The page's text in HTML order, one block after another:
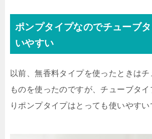
ポンプタイプなのでチューブ
いやすい
以前、無香料タイプを使ったときは
ものを使ったのですが、チューブタ
りポンプタイプはとっても使いやすい